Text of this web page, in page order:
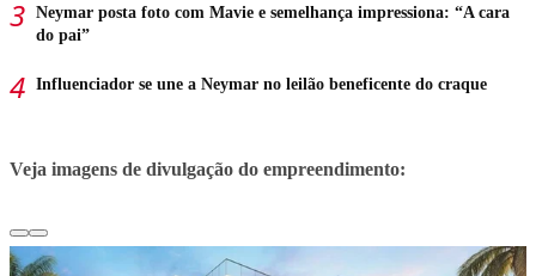
Neymar posta foto com Mavie e semelhança impressiona: “A cara
do pai”
Influenciador se une a Neymar no leilão beneficente do craque
Veja imagens de divulgação do empreendimento: